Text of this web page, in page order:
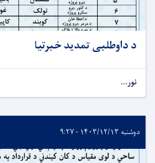
د داوطلبی تمدید خبرتیا
نور...
دوشنبه ۱۴۰۳/۱۲/۱۳ - ۹:۲۷